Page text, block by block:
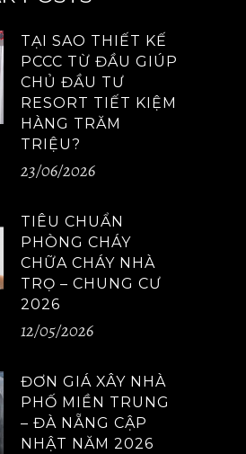
TẠI SAO THIẾT KẾ
PCCC TỪ ĐẦU GIÚP
CHỦ ĐẦU TƯ
RESORT TIẾT KIỆM
HÀNG TRĂM
TRIỆU?
23/06/2026
TIÊU CHUẨN
PHÒNG CHÁY
CHỮA CHÁY NHÀ
TRỌ – CHUNG CƯ
2026
12/05/2026
ĐƠN GIÁ XÂY NHÀ
PHỐ MIỀN TRUNG
– ĐÀ NẴNG CẬP
NHẬT NĂM 2026